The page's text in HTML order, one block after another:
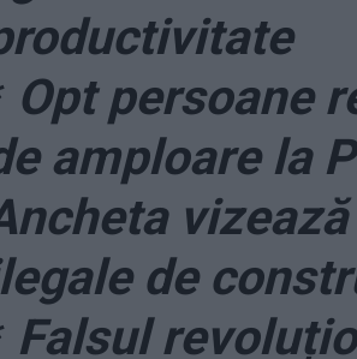
Opt persoane
amploare la
de
Falsul